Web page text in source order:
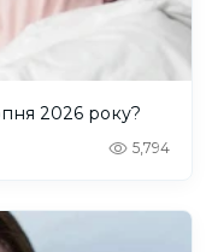
2026 року?
5,794